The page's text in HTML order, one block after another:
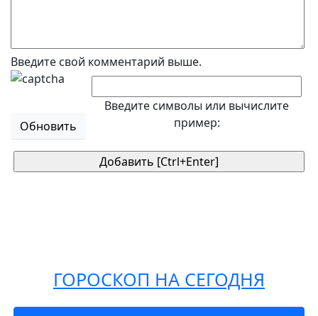
Введите свой комментарий выше.
Обновить
Введите символы или вычислите
пример:
ГОРОСКОП НА СЕГОДНЯ